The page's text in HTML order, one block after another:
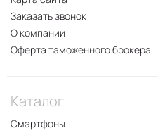
Заказать звонок
О компании
Оферта таможенного брокера
Каталог
Смартфоны